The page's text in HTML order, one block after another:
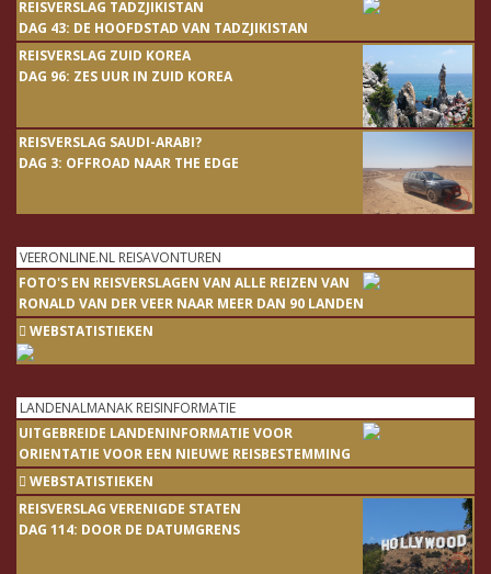
REISVERSLAG TADZJIKISTAN
DAG 43: DE HOOFDSTAD VAN TADZJIKISTAN
REISVERSLAG ZUID KOREA
DAG 96: ZES UUR IN ZUID KOREA
REISVERSLAG SAUDI-ARABI?
DAG 3: OFFROAD NAAR THE EDGE
VEERONLINE.NL REISAVONTUREN
FOTO'S EN REISVERSLAGEN VAN ALLE REIZEN VAN
RONALD VAN DER VEER NAAR MEER DAN 90 LANDEN
WEBSTATISTIEKEN
LANDENALMANAK REISINFORMATIE
UITGEBREIDE LANDENINFORMATIE VOOR
ORIENTATIE VOOR EEN NIEUWE REISBESTEMMING
WEBSTATISTIEKEN
REISVERSLAG VERENIGDE STATEN
DAG 114: DOOR DE DATUMGRENS